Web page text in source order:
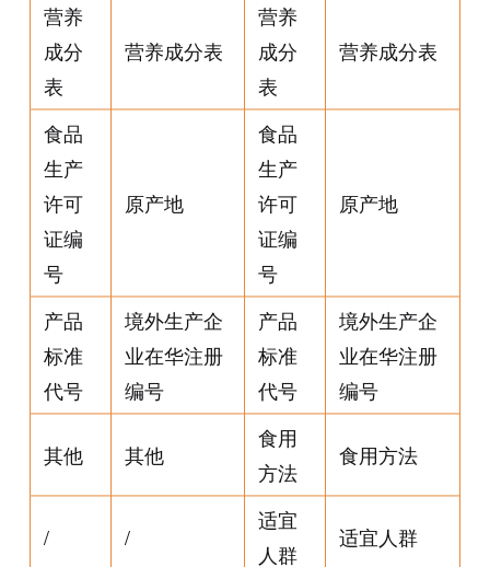
营养
成分
表
营养成分表
营养
成分
表
营养成分表
食品
生产
许可
证编
号
原产地
食品
生产
许可
证编
号
原产地
产品
标准
代号
境外生产企
业在华注册
编号
产品
标准
代号
境外生产企
业在华注册
编号
其他 其他
食用
方法
食用方法
/ /
适宜
人群
适宜人群